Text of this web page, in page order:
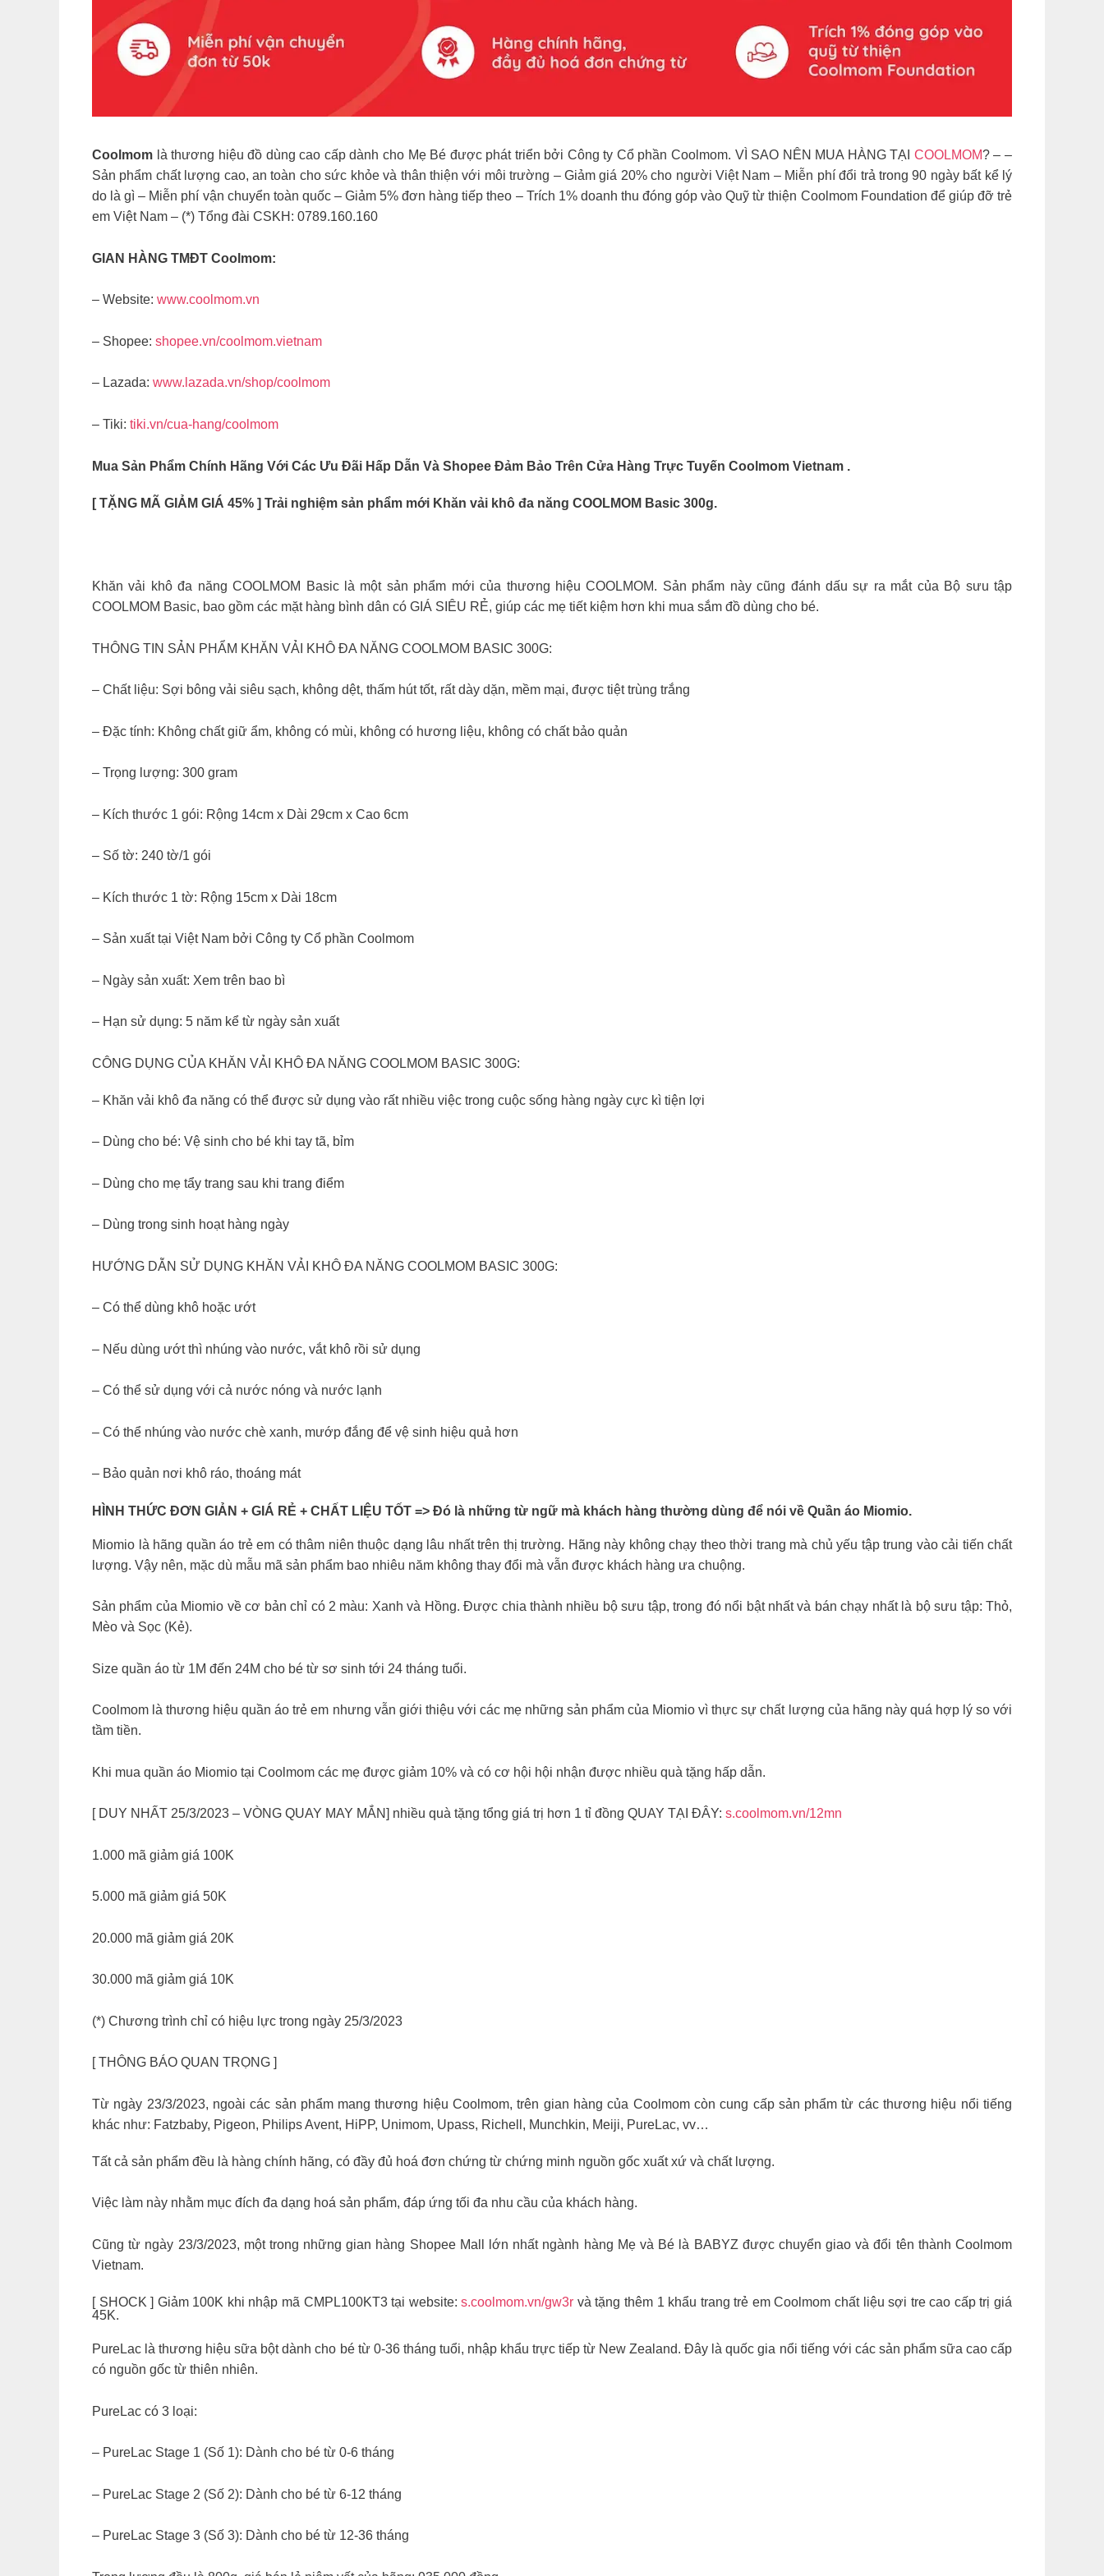
Coolmom là thương hiệu đồ dùng cao cấp dành cho Mẹ Bé được phát triển bởi Công ty Cổ phần Coolmom. VÌ SAO NÊN MUA HÀNG TẠI COOLMOM? – –
Sản phẩm chất lượng cao, an toàn cho sức khỏe và thân thiện với môi trường – Giảm giá 20% cho người Việt Nam – Miễn phí đổi trả trong 90 ngày bất kể lý
do là gì – Miễn phí vận chuyển toàn quốc – Giảm 5% đơn hàng tiếp theo – Trích 1% doanh thu đóng góp vào Quỹ từ thiện Coolmom Foundation để giúp đỡ trẻ
em Việt Nam – (*) Tổng đài CSKH: 0789.160.160
GIAN HÀNG TMĐT Coolmom:
– Website: www.coolmom.vn
– Shopee: shopee.vn/coolmom.vietnam
– Lazada: www.lazada.vn/shop/coolmom
– Tiki: tiki.vn/cua-hang/coolmom
Mua Sản Phẩm Chính Hãng Với Các Ưu Đãi Hấp Dẫn Và Shopee Đảm Bảo Trên Cửa Hàng Trực Tuyến Coolmom Vietnam .
[ TẶNG MÃ GIẢM GIÁ 45% ] Trải nghiệm sản phẩm mới Khăn vải khô đa năng COOLMOM Basic 300g.
Khăn vải khô đa năng COOLMOM Basic là một sản phẩm mới của thương hiệu COOLMOM. Sản phẩm này cũng đánh dấu sự ra mắt của Bộ sưu tập
COOLMOM Basic, bao gồm các mặt hàng bình dân có GIÁ SIÊU RẺ, giúp các mẹ tiết kiệm hơn khi mua sắm đồ dùng cho bé.
THÔNG TIN SẢN PHẨM KHĂN VẢI KHÔ ĐA NĂNG COOLMOM BASIC 300G:
– Chất liệu: Sợi bông vải siêu sạch, không dệt, thấm hút tốt, rất dày dặn, mềm mại, được tiệt trùng trắng
– Đặc tính: Không chất giữ ẩm, không có mùi, không có hương liệu, không có chất bảo quản
– Trọng lượng: 300 gram
– Kích thước 1 gói: Rộng 14cm x Dài 29cm x Cao 6cm
– Số tờ: 240 tờ/1 gói
– Kích thước 1 tờ: Rộng 15cm x Dài 18cm
– Sản xuất tại Việt Nam bởi Công ty Cổ phần Coolmom
– Ngày sản xuất: Xem trên bao bì
– Hạn sử dụng: 5 năm kể từ ngày sản xuất
CÔNG DỤNG CỦA KHĂN VẢI KHÔ ĐA NĂNG COOLMOM BASIC 300G:
– Khăn vải khô đa năng có thể được sử dụng vào rất nhiều việc trong cuộc sống hàng ngày cực kì tiện lợi
– Dùng cho bé: Vệ sinh cho bé khi tay tã, bỉm
– Dùng cho mẹ tẩy trang sau khi trang điểm
– Dùng trong sinh hoạt hàng ngày
HƯỚNG DẪN SỬ DỤNG KHĂN VẢI KHÔ ĐA NĂNG COOLMOM BASIC 300G:
– Có thể dùng khô hoặc ướt
– Nếu dùng ướt thì nhúng vào nước, vắt khô rồi sử dụng
– Có thể sử dụng với cả nước nóng và nước lạnh
– Có thể nhúng vào nước chè xanh, mướp đắng để vệ sinh hiệu quả hơn
– Bảo quản nơi khô ráo, thoáng mát
HÌNH THỨC ĐƠN GIẢN + GIÁ RẺ + CHẤT LIỆU TỐT => Đó là những từ ngữ mà khách hàng thường dùng để nói về Quần áo Miomio.
Miomio là hãng quần áo trẻ em có thâm niên thuộc dạng lâu nhất trên thị trường. Hãng này không chạy theo thời trang mà chủ yếu tập trung vào cải tiến chất
lượng. Vậy nên, mặc dù mẫu mã sản phẩm bao nhiêu năm không thay đổi mà vẫn được khách hàng ưa chuộng.
Sản phẩm của Miomio về cơ bản chỉ có 2 màu: Xanh và Hồng. Được chia thành nhiều bộ sưu tập, trong đó nổi bật nhất và bán chạy nhất là bộ sưu tập: Thỏ,
Mèo và Sọc (Kẻ).
Size quần áo từ 1M đến 24M cho bé từ sơ sinh tới 24 tháng tuổi.
Coolmom là thương hiệu quần áo trẻ em nhưng vẫn giới thiệu với các mẹ những sản phẩm của Miomio vì thực sự chất lượng của hãng này quá hợp lý so với
tầm tiền.
Khi mua quần áo Miomio tại Coolmom các mẹ được giảm 10% và có cơ hội hội nhận được nhiều quà tặng hấp dẫn.
[ DUY NHẤT 25/3/2023 – VÒNG QUAY MAY MẮN] nhiều quà tặng tổng giá trị hơn 1 tỉ đồng QUAY TẠI ĐÂY: s.coolmom.vn/12mn
1.000 mã giảm giá 100K
5.000 mã giảm giá 50K
20.000 mã giảm giá 20K
30.000 mã giảm giá 10K
(*) Chương trình chỉ có hiệu lực trong ngày 25/3/2023
[ THÔNG BÁO QUAN TRỌNG ]
Từ ngày 23/3/2023, ngoài các sản phẩm mang thương hiệu Coolmom, trên gian hàng của Coolmom còn cung cấp sản phẩm từ các thương hiệu nổi tiếng
khác như: Fatzbaby, Pigeon, Philips Avent, HiPP, Unimom, Upass, Richell, Munchkin, Meiji, PureLac, vv…
Tất cả sản phẩm đều là hàng chính hãng, có đầy đủ hoá đơn chứng từ chứng minh nguồn gốc xuất xứ và chất lượng.
Việc làm này nhằm mục đích đa dạng hoá sản phẩm, đáp ứng tối đa nhu cầu của khách hàng.
Cũng từ ngày 23/3/2023, một trong những gian hàng Shopee Mall lớn nhất ngành hàng Mẹ và Bé là BABYZ được chuyển giao và đổi tên thành Coolmom
Vietnam.
[ SHOCK ] Giảm 100K khi nhập mã CMPL100KT3 tại website:s.coolmom.vn/gw3r và tặng thêm 1 khẩu trang trẻ em Coolmom chất liệu sợi tre cao cấp trị giá
45K.
PureLac là thương hiệu sữa bột dành cho bé từ 0-36 tháng tuổi, nhập khẩu trực tiếp từ New Zealand. Đây là quốc gia nổi tiếng với các sản phẩm sữa cao cấp
có nguồn gốc từ thiên nhiên.
PureLac có 3 loại:
– PureLac Stage 1 (Số 1): Dành cho bé từ 0-6 tháng
– PureLac Stage 2 (Số 2): Dành cho bé từ 6-12 tháng
– PureLac Stage 3 (Số 3): Dành cho bé từ 12-36 tháng